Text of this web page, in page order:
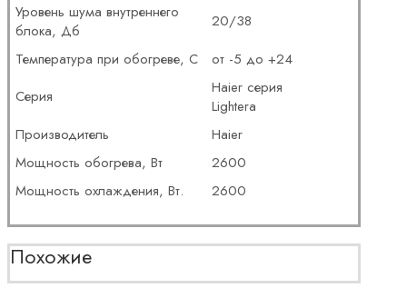
Уровень шума внутреннего
блока, Дб
20/38
Температура при обогреве, С
от -5 до +24
Серия
Haier серия
Lightera
Производитель
Haier
Мощность обогрева, Вт
2600
Мощность охлаждения, Вт.
2600
Похожие